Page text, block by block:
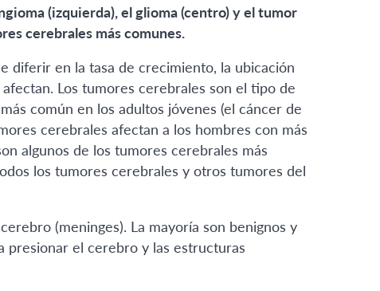
(izquierda), el glioma (centro) y el tumor
cerebrales más comunes.
diferir en la tasa de crecimiento, la ubicación
Los tumores cerebrales son el tipo de
común en los adultos jóvenes (el cáncer de
cerebrales afectan a los hombres con más
algunos de los tumores cerebrales más
los tumores cerebrales y otros tumores del
(meninges). La mayoría son benignos y
presionar el cerebro y las estructuras